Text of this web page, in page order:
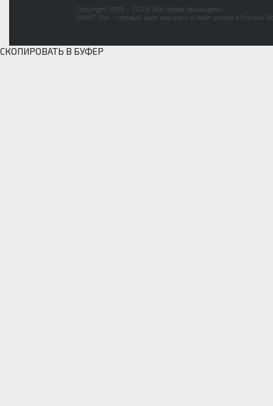
Copyright 1999 - 2026. Все права защищены.
«КАЙТ РУ» - первый кайт магазин и кайт школа в России.
СКОПИРОВАТЬ В БУФЕР